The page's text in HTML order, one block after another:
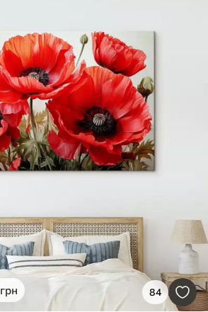
грн 84